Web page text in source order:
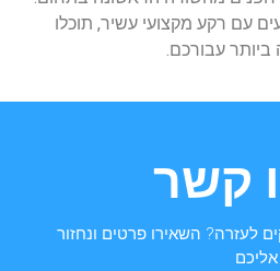
עם רקע מקצועי עשיר, תוכלו
עבורכם.
קשר
לעזרה? השאירו פרטים ונחזור
אליכם